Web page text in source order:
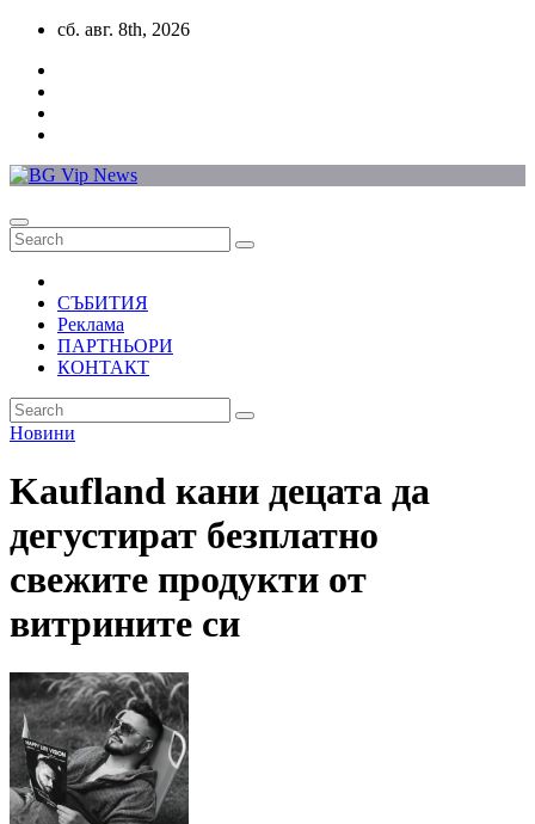
Skip
content
сб. авг. 8th, 2026
СЪБИТИЯ
Реклама
ПАРТНЬОРИ
КОНТАКТ
Новини
Kaufland кани децата да
дегустират безплатно
свежите продукти от
витрините си